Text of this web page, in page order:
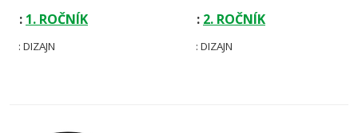
: 1. ROČNÍK
: DIZAJN
: 2. ROČNÍK
: DIZAJN